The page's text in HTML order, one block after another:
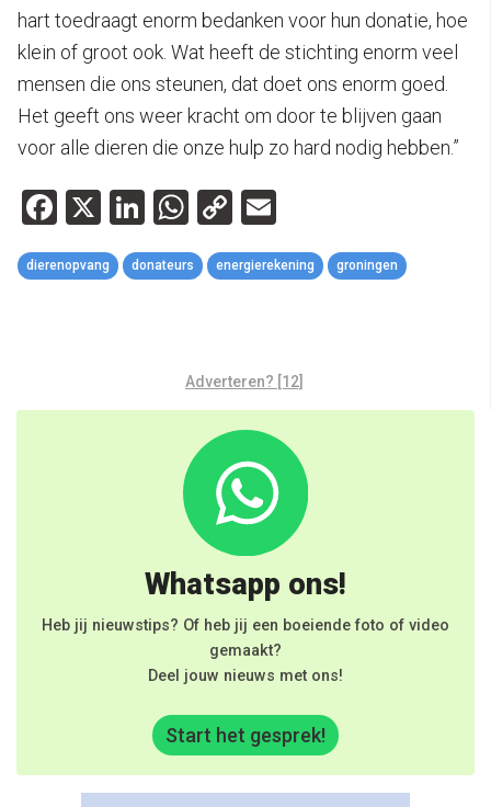
hart toedraagt enorm bedanken voor hun donatie, hoe
klein of groot ook. Wat heeft de stichting enorm veel
mensen die ons steunen, dat doet ons enorm goed.
Het geeft ons weer kracht om door te blijven gaan
voor alle dieren die onze hulp zo hard nodig hebben.”
Facebook
X LinkedIn
WhatsApp
Copy
Link
dierenopvang donateurs energierekening groningen
Adverteren? [12]
Whatsapp ons!
Heb jij nieuwstips? Of heb jij een boeiende foto of video
gemaakt?
Deel jouw nieuws met ons!
Start het gesprek!